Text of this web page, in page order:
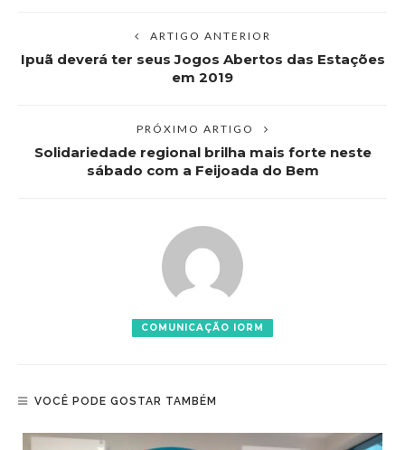
ARTIGO ANTERIOR
Ipuã deverá ter seus Jogos Abertos das Estações
em 2019
PRÓXIMO ARTIGO
Solidariedade regional brilha mais forte neste
sábado com a Feijoada do Bem
COMUNICAÇÃO IORM
VOCÊ PODE GOSTAR TAMBÉM